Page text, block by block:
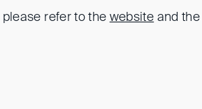
refer to the website and the